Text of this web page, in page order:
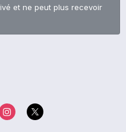
et ne peut plus recevoir